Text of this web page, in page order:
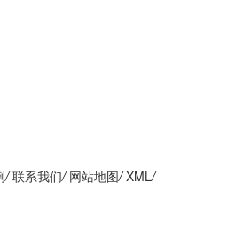
/ 联系我们/ 网站地图/ XML/